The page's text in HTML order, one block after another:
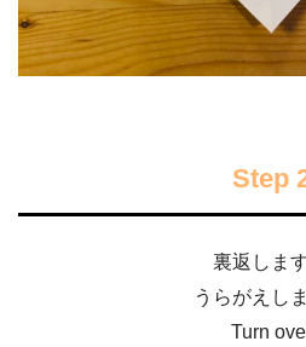
Step
裏返します
うらがえし
Turn